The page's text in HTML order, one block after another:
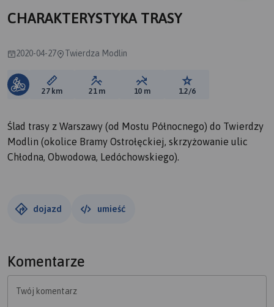
CHARAKTERYSTYKA TRASY
2020-04-27 Twierdza Modlin
Długość trasy:
27 km Suma przewyższeń:
21 m Suma spadków:
10 m Ocena trasy:
1.2/6
Ślad trasy z Warszawy (od Mostu Północnego) do Twierdzy
Modlin (okolice Bramy Ostrołęckiej, skrzyżowanie ulic
Chłodna, Obwodowa, Ledóchowskiego).
dojazd umieść
Komentarze
Twój komentarz